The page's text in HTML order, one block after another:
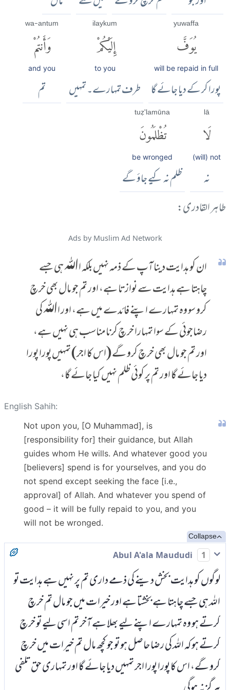
yuwaffa
يُوَفَّ
will be repaid in full
پورا کر کے دیا جائے گا
ilaykum
إِلَيْكُمْ
to you
طرف تمہارے۔ تمہیں
wa-antum
وَأَنتُمْ
and you
تم
lā
لَا
(will) not
نہ
tuẓ'lamūna
تُظْلَمُونَ
be wronged
ظلم نہ کیے جاؤ گے
طاہر القادری:
Ads by Muslim Ad Network
ان کو ہدایت دینا آپ کے ذمہ نہیں بلکہ اﷲ ہی جسے
چاہتا ہے ہدایت سے نوازتا ہے، اور تم جو مال بھی خرچ
کرو سو وہ تمہارے اپنے فائدے میں ہے، اور اﷲ کی
رضاجوئی کے سوا تمہارا خرچ کرنا مناسب ہی نہیں ہے،
اور تم جو مال بھی خرچ کرو گے (اس کا اجر) تمہیں پورا پورا
دیا جائے گا اور تم پر کوئی ظلم نہیں کیا جائے گا،
English Sahih:
Not upon you, [O Muhammad], is
[responsibility for] their guidance, but Allah
guides whom He wills. And whatever good you
[believers] spend is for yourselves, and you do
not spend except seeking the face [i.e.,
approval] of Allah. And whatever you spend of
good – it will be fully repaid to you, and you
will not be wronged.
Collapse
1
لوگوں کو ہدایت بخش دینے کی ذمے داری تم پر نہیں ہے ہدایت تو
اللہ ہی جسے چاہتا ہے بخشتا ہے اور خیرات میں جو مال تم خرچ
کرتے ہو وہ تمہارے اپنے لیے بھلا ہے آخر تم اسی لیے تو خرچ
کرتے ہو کہ اللہ کی رضا حاصل ہو تو جو کچھ مال تم خیرات میں خرچ
کرو گے، اس کا پورا پورا اجر تمہیں دیا جائے گا اور تمہاری حق تلفی